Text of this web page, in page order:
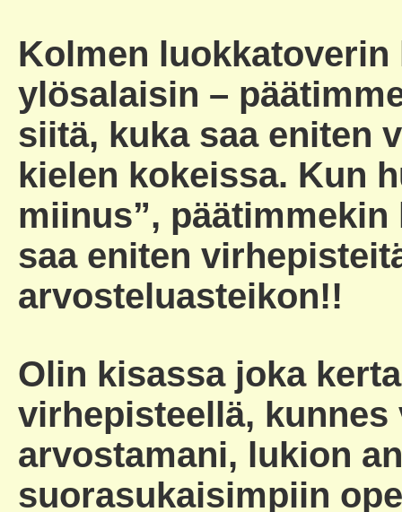
Kolmen luokkatoverin
ylösalaisin –
siitä, kuka saa eniten
kielen kokeissa. Kun
miinus”,
saa eniten
arvosteluasteikon!!
Olin kisassa joka
virhepisteellä,
arvostamani, lukion
suorasukaisimpiin